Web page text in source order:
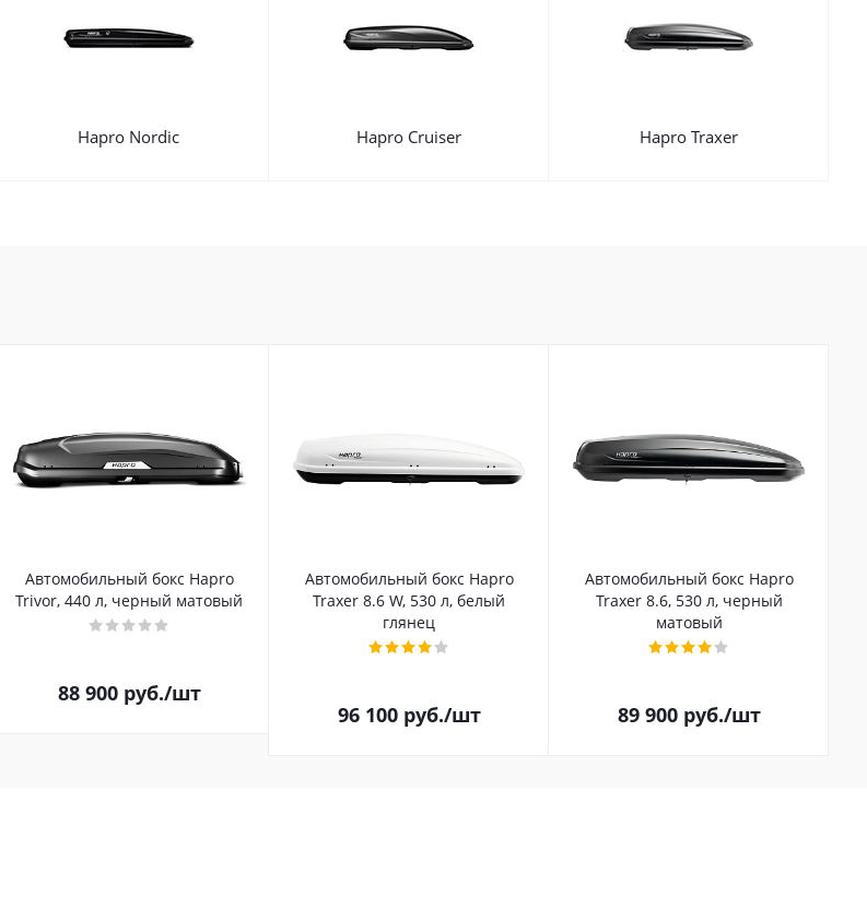
Hapro Nordic Hapro Cruiser Hapro Traxer
Автомобильный бокс Hapro
Trivor, 440 л, черный матовый
88 900руб./шт
Автомобильный бокс Hapro
Traxer 8.6 W, 530 л, белый
глянец
96 100руб./шт
Автомобильный бокс Hapro
Traxer 8.6, 530 л, черный
матовый
89 900руб./шт